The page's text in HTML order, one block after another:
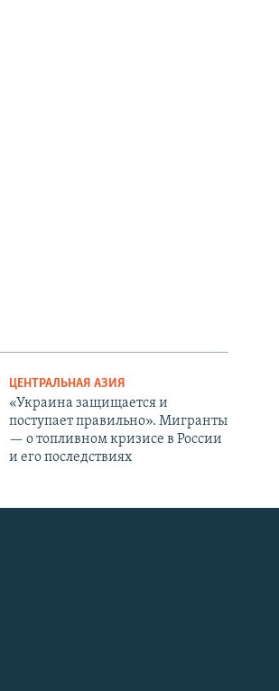
ЦЕНТРАЛЬНАЯ АЗИЯ
«Украина защищается и
поступает правильно». Мигранты
— о топливном кризисе в России
и его последствиях